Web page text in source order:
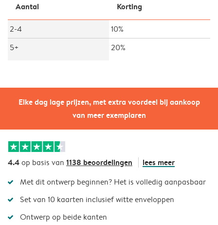
Elke dag lage prijzen, met extra voordeel bij aankoop
van meer exemplaren
Aantal Korting
2-4
10%
5+
20%
4.4op basis van 1138 beoordelingen lees meer
Met dit ontwerp beginnen? Het is volledig aanpasbaar
Set van 10 kaarten inclusief witte enveloppen
Ontwerp op beide kanten